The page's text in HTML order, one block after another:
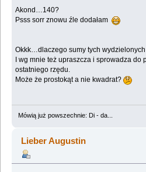
Akond…140?
Psss sorr znowu źle dodałam
Okkk…dlaczego sumy tych
I wg mnie też upraszcza i sprowadza do
ostatniego rzędu.
Może że prostokąt a nie kwadrat?
Mówią już powszechnie: Di - da...
Lieber Augustin